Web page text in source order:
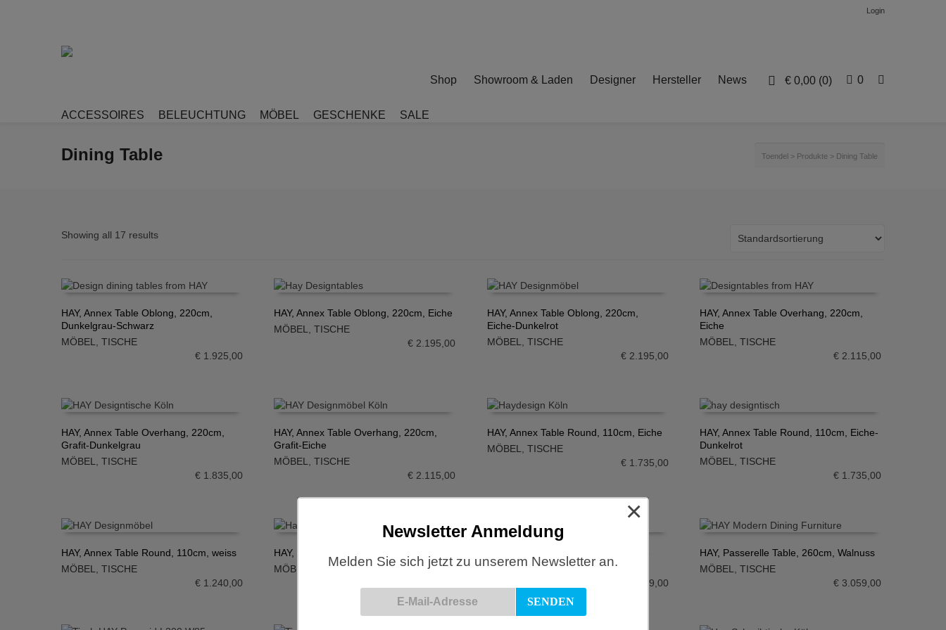
Login
€ 0,00 (0) 0
Shop Showroom & Laden Designer Hersteller News
ACCESSOIRES BELEUCHTUNG MÖBEL GESCHENKE SALE
Dining Table Toendel > Produkte > Dining Table
Showing all 17 results
IN DEN WARENKORB
HAY, Annex Table Oblong, 220cm,
Dunkelgrau-Schwarz
MÖBEL, TISCHE
€1.925,00
IN DEN WARENKORB
HAY, Annex Table Oblong, 220cm, Eiche
MÖBEL,TISCHE
€ 2.195,00
IN DEN WARENKORB
HAY, Annex Table Oblong, 220cm,
Eiche-Dunkelrot
MÖBEL, TISCHE
€2.195,00
IN DEN WARENKORB
HAY, Annex Table Overhang, 220cm,
Eiche
MÖBEL,TISCHE
€ 2.115,00
IN DEN WARENKORB
HAY, Annex Table Overhang, 220cm,
Grafit-Dunkelgrau
MÖBEL, TISCHE
€1.835,00
IN DEN WARENKORB
HAY, Annex Table Overhang, 220cm,
Grafit-Eiche
MÖBEL,TISCHE
€ 2.115,00
IN DEN WARENKORB
HAY, Annex Table Round, 110cm, Eiche
MÖBEL, TISCHE
€1.735,00
IN DEN WARENKORB
HAY, Annex Table Round, 110cm, Eiche-
Dunkelrot
MÖBEL,TISCHE
€ 1.735,00
IN DEN WARENKORB
HAY, Annex Table Round, 110cm, weiss
MÖBEL
TISCHE
€1.240,00
IN DEN WARENKORB
HAY, Passarelle Table, 200cm, black
MÖBEL
TISCHE
MÖBEL ,TISCHE
2.849,00
IN DEN WARENKORB
HAY, Passerelle Table, 260cm, Walnuss
MÖBEL
,TISCHE
€ 3.059,00
Newsletter Anmeldung
Melden Sie sich jetzt zu unserem Newsletter an.
×